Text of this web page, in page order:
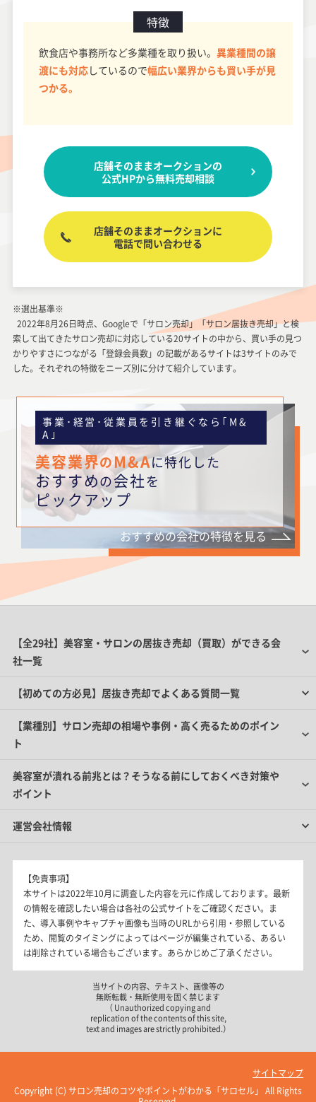
特徴
飲食店や事務所など多業種を取り扱い。 異業種間の譲
渡にも対応しているので幅広い業界からも買い手が見
つかる。
店舗そのままオークションの
公式HPから無料売却相談
店舗そのままオークションに
電話で問い合わせる
※選出基準※
2022年8月26日時点、Googleで「サロン売却」「サロン居抜き売却」と検
索して出てきたサロン売却に対応している20サイトの中から、買い手の見つ
かりやすさにつながる「登録会員数」の記載があるサイトは3サイトのみで
した。それぞれの特徴をニーズ別に分けて紹介しています。
事業･経営･従業員を引き継ぐなら｢M&
A｣
美容業界のM&Aに特化した
おすすめの会社を
ピックアップ
おすすめの会社の特徴を見る
【全29社】美容室・サロンの居抜き売却（買取）ができる会
社一覧
【初めての方必見】居抜き売却でよくある質問一覧
【業種別】サロン売却の相場や事例・高く売るためのポイン
ト
美容室が潰れる前兆とは？そうなる前にしておくべき対策や
ポイント
運営会社情報
【免責事項】
本サイトは2022年10月に調査した内容を元に作成しております。最新
の情報を確認したい場合は各社の公式サイトをご確認ください。ま
た、導入事例やキャプチャ画像も当時のURLから引用・参照している
ため、閲覧のタイミングによってはページが編集されている、あるい
は削除されている場合もございます。あらかじめご了承ください。
当サイトの内容、テキスト、画像等の
無断転載・無断使用を固く禁じます
（ Unauthorized copying and
replication of the contents of this site,
text and images are strictly prohibited.）
サイトマップ
Copyright (C) サロン売却のコツやポイントがわかる「サロセル」 All Rights